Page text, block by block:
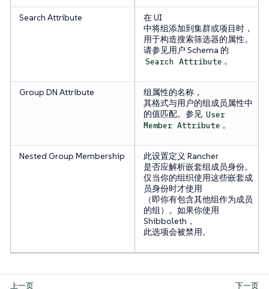
Search Attribute
在 UI
中将组添加到集群或项目时，
用于构造搜索筛选器的属性。
请参见用户 Schema 的
Search Attribute 。
Group DN Attribute
组属性的名称，
其格式与用户的组成员属性中
的值匹配。参见 User
Member Attribute 。
Nested Group Membership
此设置定义 Rancher
是否应解析嵌套组成员身份。
仅当你的组织使用这些嵌套成
员身份时才使用
（即你有包含其他组作为成员
的组）。如果你使用
Shibboleth，
此选项会被禁用。